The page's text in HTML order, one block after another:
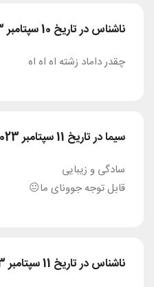
ناشناس در تاریخ 10 سپتامبر 2023
چقدر داماد زشته اه اه اه
سیما در تاریخ 11 سپتامبر 2023
سادگی و زیبایی
قابل توجه جوونای ما😐
ناشناس در تاریخ 11 سپتامبر 2023